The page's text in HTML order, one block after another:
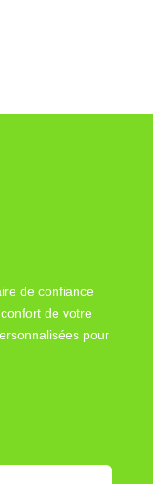
de confiance
de votre
pour